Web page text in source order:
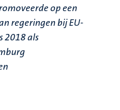
op een
regeringen bij EU-
2018 als